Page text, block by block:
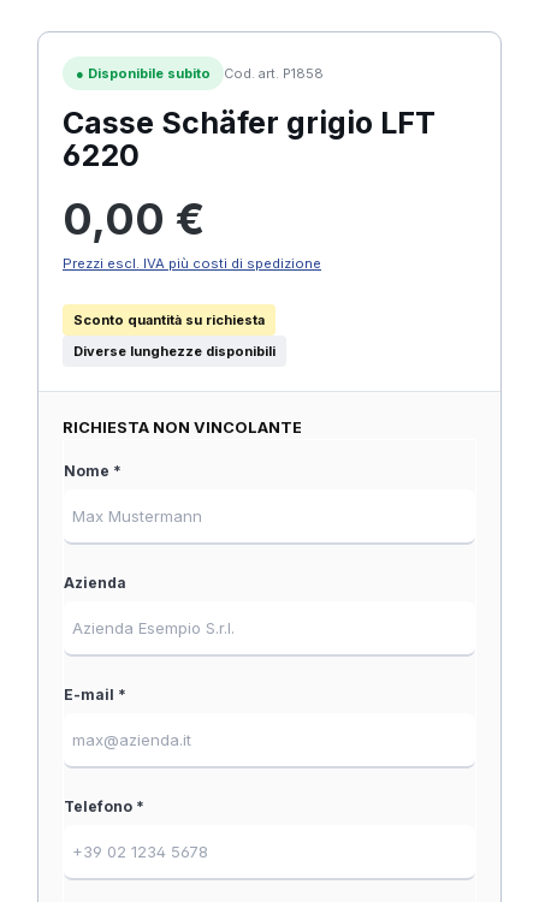
● Disponibile subito Cod. art. P1858
Casse Schäfer grigio LFT
6220
0,00 €
Prezzi escl. IVA più costi di spedizione
Sconto quantità su richiesta
Diverse lunghezze disponibili
RICHIESTA NON VINCOLANTE
Nome *
Azienda
E-mail *
Telefono *